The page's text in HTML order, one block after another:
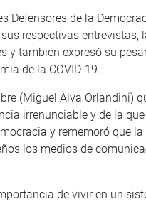
Defensores de la
respectivas entrevistas,
y también expresó su
de la COVID-19.
(Miguel Alva Orlandini)
irrenunciable y de la
y rememoró que
los medios de
de vivir en un